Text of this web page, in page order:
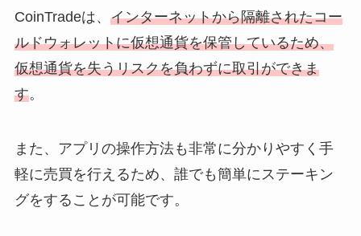
CoinTradeは、 インターネットから隔離されたコー
ルドウォレットに仮想通貨を保管しているため、
仮想通貨を失うリスクを負わずに取引ができま
す。
また、アプリの操作方法も非常に分かりやすく手
軽に売買を行えるため、誰でも簡単にステーキン
グをすることが可能です。